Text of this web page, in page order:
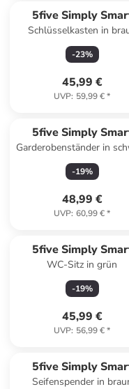
5five Simply
Schlüsselkasten in
-23%
45,99 €
UVP: 59,99 €*
5five Simply
Garderobenständer in
-19%
48,99 €
UVP: 60,99 €*
5five Simply
WC-Sitz in grün
-19%
45,99 €
UVP: 56,99 €*
5five Simply
Seifenspender in